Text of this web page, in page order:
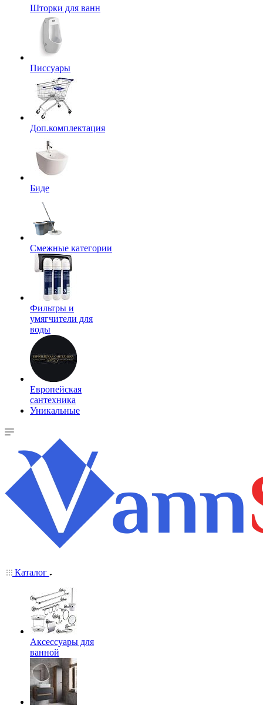
Шторки для ванн
Писсуары
Доп.комплектация
Биде
Смежные категории
Фильтры и
умягчители для
воды
Европейская
сантехника
Уникальные
Каталог
Аксессуары для
ванной